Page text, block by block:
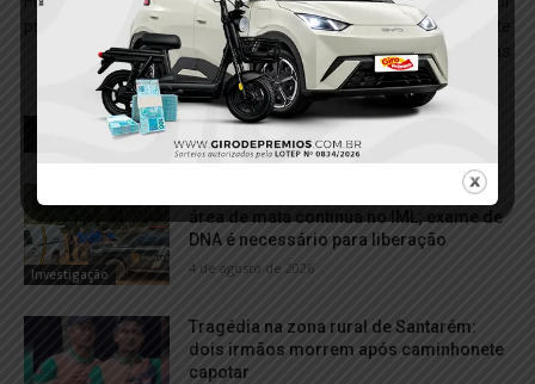
professores de Belterra
covid-19 nos últimos sete
RELACIONADOS
Investigação
Corpo de jovem encontrada morta em
área de mata continua no IML; exame de
DNA é necessário para liberação
4 de agosto de 2026
Tragédia na zona rural de Santarém:
dois irmãos morrem após caminhonete
capotar